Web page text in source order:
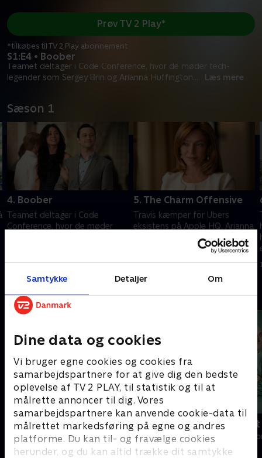
Samtykke Detaljer Om
Dine data og cookies
Vi bruger egne cookies og cookies fra
samarbejdspartnere for at give dig den bedste
oplevelse af TV 2 PLAY, til statistik og til at
målrette annoncer til dig. Vores
samarbejdspartnere kan anvende cookie-data til
målrettet markedsføring på egne og andres
platforme. Du kan til- og fravælge cookies
herunder, og du kan altid trække dit samtykke
S1:E4 • Boober
Teamet deltager i Code Conference, hvor de møder tech-
legender som Sergey Brin og Arianna Huffington.
Læs mere
Prøv TV 2 Play*
*tilkøbes til TV 2 Play abonnement
Sæson 1
4. Boober
Teamet deltager i Code
Conference, hvor de møder
12. maj 2022 • 63 min
5. The Charm Offensive
Travis kæmper for Ubers
eksistens på Apple HQ. Arianna
og Bill er uenige om, hvordan
Travis skal styres i den rigtige
12. maj 2022 • 57 min
Andre så også
Happy fucking Pride
Drama • 1 sæsoner
Fake Patient
Drama • 1